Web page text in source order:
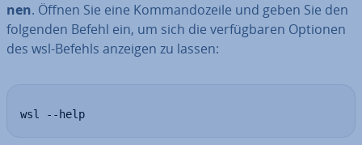
nen. Öffnen Sie eine Kom­man­do­zei­le und geben Sie den
folgenden Befehl ein, um sich die ver­füg­ba­ren Optionen
des wsl-Befehls anzeigen zu lassen:
wsl --help